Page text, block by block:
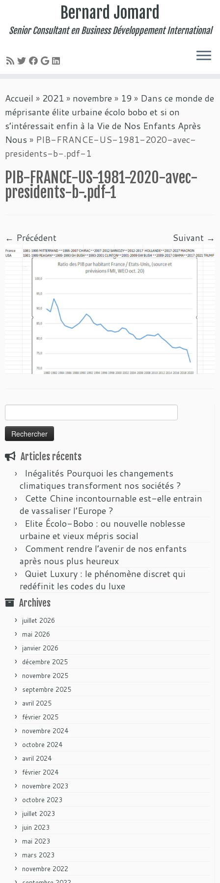
au
contenu
Bernard Jomard
Senior Consultant en Business Développement International
Accueil » 2021 » novembre » 19 » Dans ce monde de
méprisante élite urbaine écolo bobo et si on
s’intéressait enfin à la Vie de Nos Enfants Après
Nous » PIB-FRANCE-US-1981-2020-avec-
presidents-b-.pdf-1
PIB-FRANCE-US-1981-2020-avec-
presidents-b-.pdf-1
← Précédent Suivant →
Rechercher :
Articles récents
Inégalités Pourquoi les changements
climatiques transforment nos sociétés ?
Cette Chine incontournable est-elle entrain
de vassaliser l’Europe ?
Elite Écolo-Bobo : ou nouvelle noblesse
urbaine et vieux mépris social
Comment rendre l’avenir de nos enfants
après nous plus heureux
Quiet Luxury : le phénomène discret qui
redéfinit les codes du luxe
Archives
juillet 2026
mai 2026
janvier 2026
décembre 2025
novembre 2025
septembre 2025
avril 2025
février 2025
novembre 2024
octobre 2024
avril 2024
février 2024
novembre 2023
octobre 2023
juillet 2023
juin 2023
mai 2023
mars 2023
novembre 2022